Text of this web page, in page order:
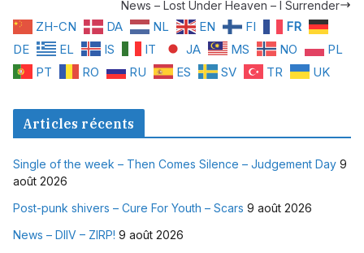
News – Lost Under Heaven – I Surrender
ZH-CN DA NL EN FI
FR
DE
EL IS IT JA MS NO
PL
PT
RO RU ES SV TR UK
Articles récents
Single of the week – Then Comes Silence – Judgement Day 9
août 2026
Post-punk shivers – Cure For Youth – Scars 9 août 2026
News – DIIV – ZIRP! 9 août 2026